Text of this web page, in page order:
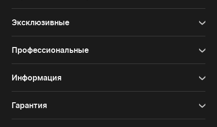
Эксклюзивные
Профессиональные
Информация
Гарантия